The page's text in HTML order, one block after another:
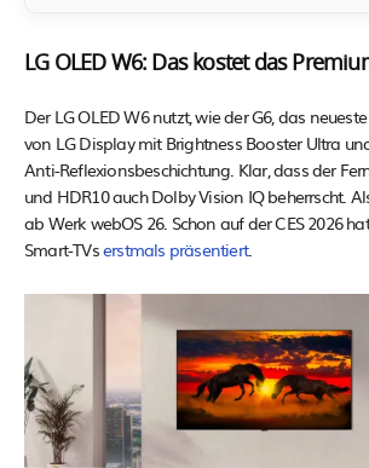
LG OLED W6: Das kostet das
Der LG OLED W6 nutzt, wie der G6, das
von LG Display mit Brightness Booster Ultra
Anti-Reflexionsbeschichtung. Klar, dass der
und HDR10 auch Dolby Vision IQ beherrscht.
ab Werk webOS 26. Schon auf der CES 2026
Smart-TVserstmals präsentiert.